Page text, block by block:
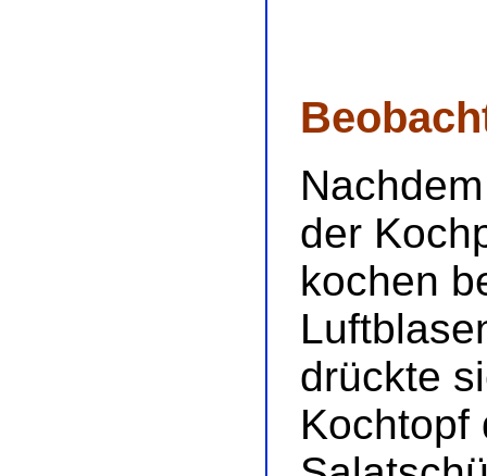
der
kochen
drückte
Kochtopf